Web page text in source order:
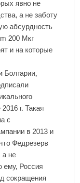
явно не
а не заботу
абсурдность
200 Мкг
и на которые
Болгарии,
г. Такая
с
в 2013 и
Федрезерв
а не
ему, Россия
сокращения